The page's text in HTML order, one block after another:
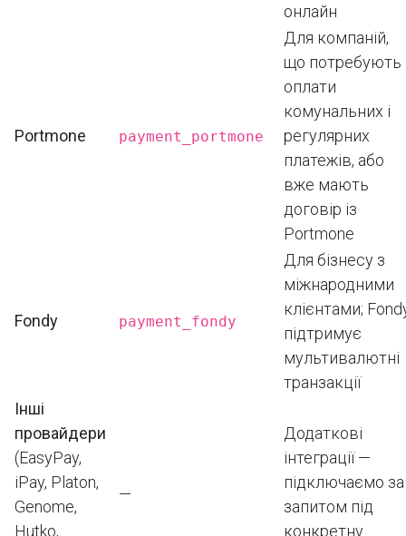
онлайн
Portmone payment_portmone
Для компаній,
що потребують
оплати
комунальних і
регулярних
платежів, або
вже мають
договір із
Portmone
Fondy payment_fondy
Для бізнесу з
міжнародними
клієнтами;
підтримує
мультивалютні
транзакції
Інші
провайдери
(EasyPay,
iPay, Platon,
Genome,
Hutko,
—
Додаткові
інтеграції —
підключаємо за
запитом під
конкретну